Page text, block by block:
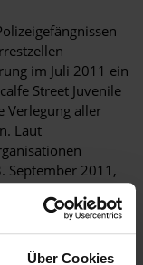
Über Cookies
im Juli 2011 ein
Street Juvenile
Verlegung aller
Laut
September 2011,
Mädchen
eingesperrt.